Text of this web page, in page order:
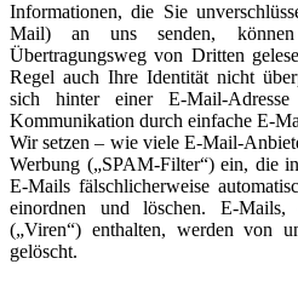
Informationen, die Sie
Mail) an uns senden,
Übertragungsweg von Dritten
Regel auch Ihre Identität nicht
sich hinter einer E-Mail-Adresse
Kommunikation durch einfache E-
Wir setzen – wie viele E-Mail-
Werbung („SPAM-Filter“) ein, die
E-Mails fälschlicherweise
einordnen und löschen. E-Mails,
(„Viren“) enthalten, werden von
gelöscht.